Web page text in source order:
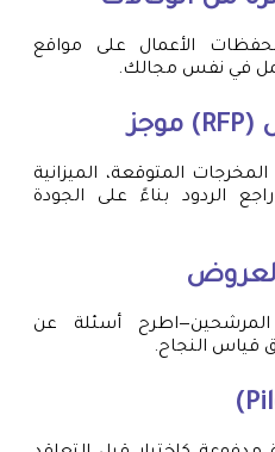
الأعمال على مواقع
في نفس مجالك.
المتوقعة، الميزانية
الردود بناءً على الجودة
أسئلة عن
قياس النجاح.